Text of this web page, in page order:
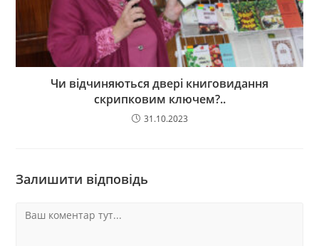
Чи відчиняються двері книговидання
скрипковим ключем?..
31.10.2023
Залишити відповідь